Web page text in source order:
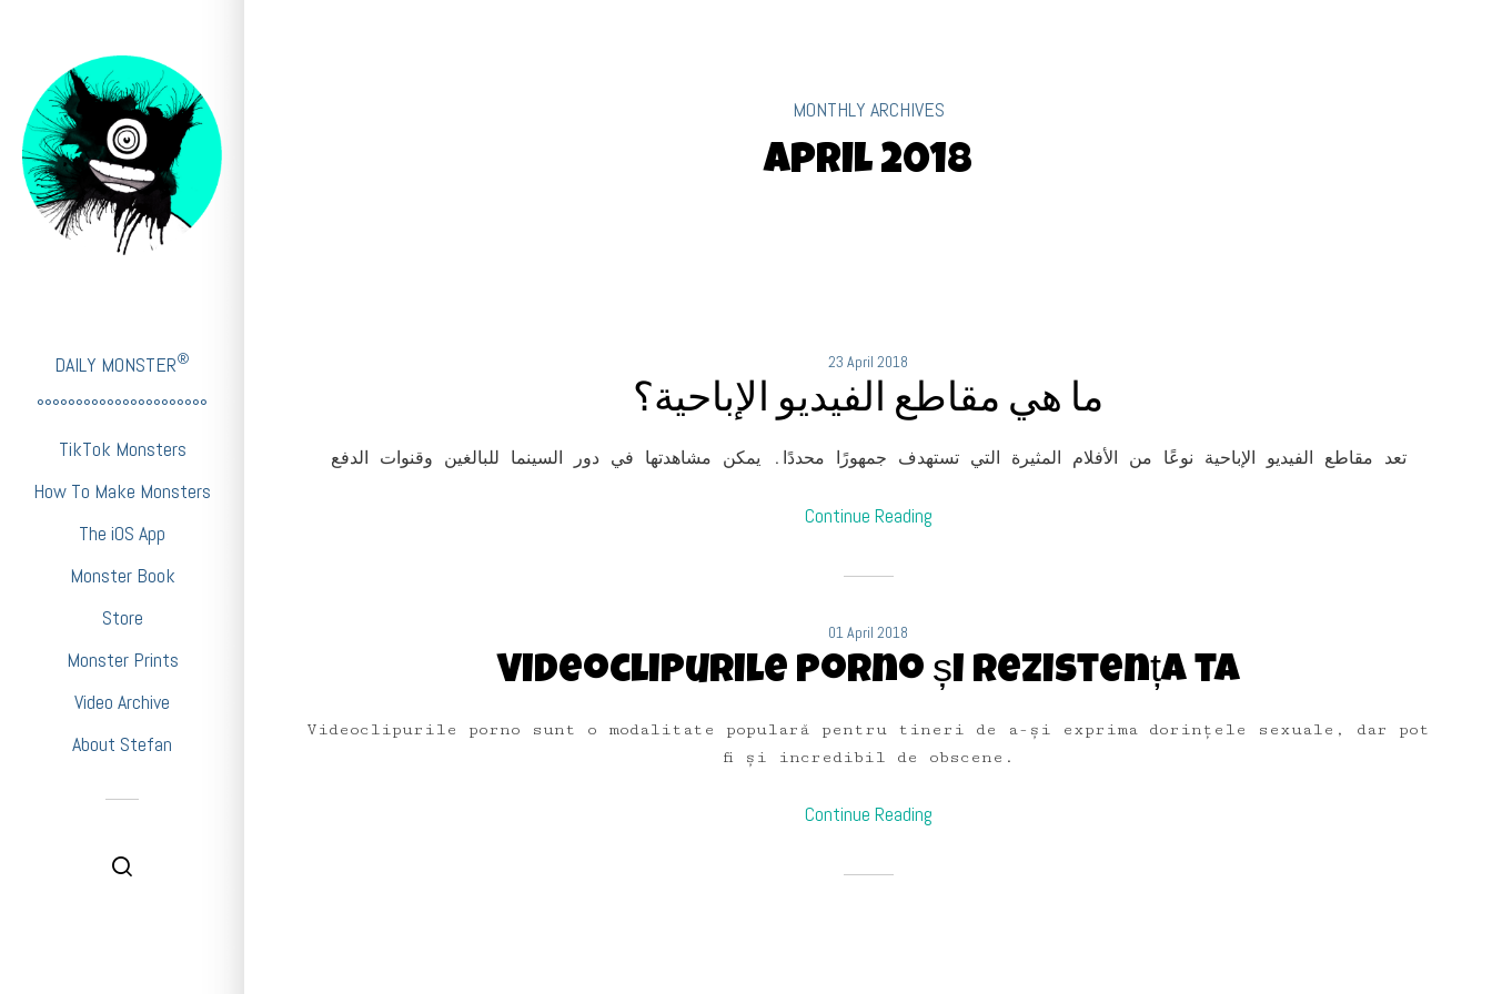
DAILY MONSTER®
°°°°°°°°°°°°°°°°°°°°°°
TikTok Monsters
How To Make Monsters
The iOS App
Monster Book
Store
Monster Prints
Video Archive
About Stefan
MONTHLY ARCHIVES
April 2018
23 April 2018
ما هي مقاطع الفيديو الإباحية؟
تعد مقاطع الفيديو الإباحية نوعًا من الأفلام المثيرة التي تستهدف جمهورًا محددًا. يمكن مشاهدتها في دور السينما للبالغين وقنوات الدفع
Continue Reading
01 April 2018
Videoclipurile porno și rezistența ta
Videoclipurile porno sunt o modalitate populară pentru tineri de a-și exprima dorințele sexuale, dar pot
fi și incredibil de obscene.
Continue Reading